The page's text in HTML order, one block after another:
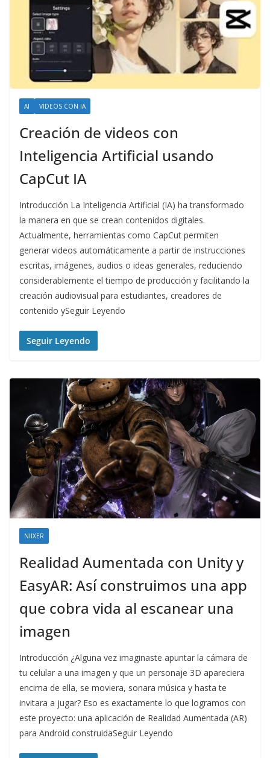
AI VIDEOS CON IA
Creación de videos con
Inteligencia Artificial usando
CapCut IA
Introducción La Inteligencia Artificial (IA) ha transformado
la manera en que se crean contenidos digitales.
Actualmente, herramientas como CapCut permiten
generar videos automáticamente a partir de instrucciones
escritas, imágenes, audios o ideas generales, reduciendo
considerablemente el tiempo de producción y facilitando la
creación audiovisual para estudiantes, creadores de
contenido ySeguir Leyendo
Seguir Leyendo
NIIXER
Realidad Aumentada con Unity y
EasyAR: Así construimos una app
que cobra vida al escanear una
imagen
Introducción ¿Alguna vez imaginaste apuntar la cámara de
tu celular a una imagen y que un personaje 3D apareciera
encima de ella, se moviera, sonara música y hasta te
invitara a jugar? Eso es exactamente lo que logramos con
este proyecto: una aplicación de Realidad Aumentada (AR)
para Android construidaSeguir Leyendo